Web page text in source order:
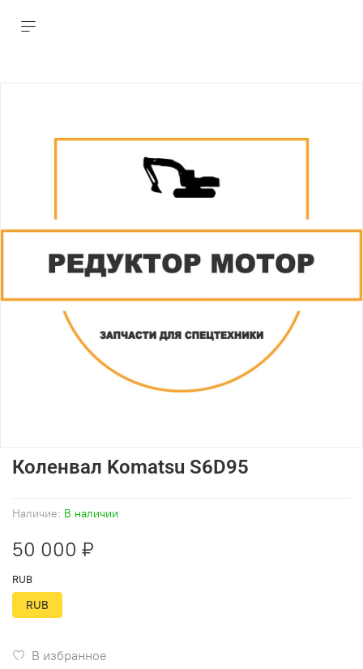
Наличие: В наличии
Коленвал Komatsu S6D95
50 000 ₽
В избранное
RUB
RUB